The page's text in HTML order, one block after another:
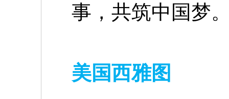
事，共筑中国梦
美国西雅图